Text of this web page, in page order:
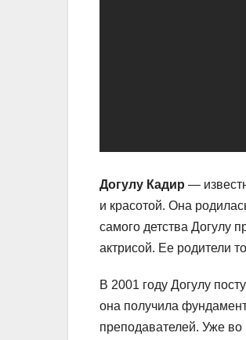
Догулу Кадир —
и красотой. Она
самого детства Догулу
актрисой. Ее родители
В 2001 году Догулу
она получила
преподавателей. Уже